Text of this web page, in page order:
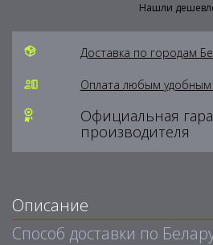
Нашли
Доставка по городам
Оплата любым
Официальная
производителя
Описание
Способ доставки по